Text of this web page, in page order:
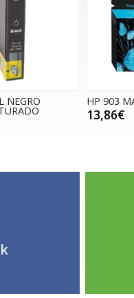
NEGRO HP 903
13,86€